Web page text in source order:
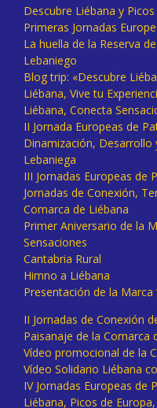
Descubre Liébana y
Primeras Jornadas
La huella de la Reserva
Lebaniego
Blog trip: «Descubre
Liébana, Vive tu
Liébana, Conecta
II Jornada Europeas de
Dinamización,
Lebaniega
III Jornadas Europeas de
Jornadas de Conexión,
Comarca de Liébana
Primer Aniversario de la
Sensaciones
Cantabria Rural
Himno a Liébana
Presentación de la Marca
II Jornadas de Conexión
Paisanaje de la Comarca
Vídeo promocional de la
Vídeo Solidario Liébana
IV Jornadas Europeas de
Liébana, Picos de